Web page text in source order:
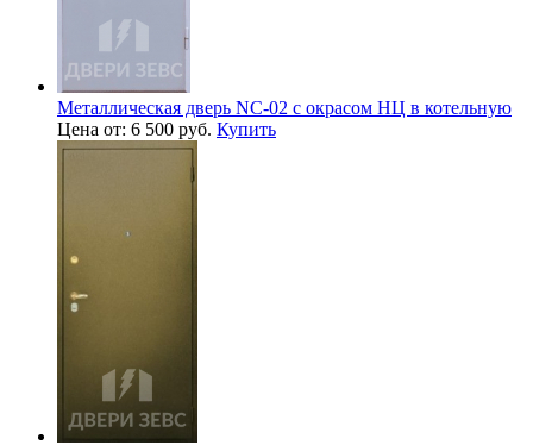
Металлическая дверь NC-02 с окрасом НЦ в котельную
Цена от: 6 500 руб. Купить